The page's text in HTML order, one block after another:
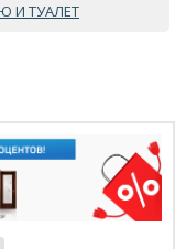
И ТУАЛЕТ